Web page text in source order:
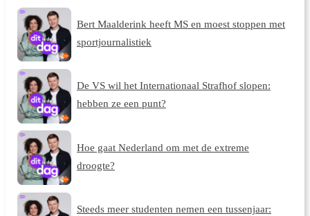
Bert Maalderink heeft MS en moest stoppen met
sportjournalistiek
De VS wil het Internationaal Strafhof slopen:
hebben ze een punt?
Hoe gaat Nederland om met de extreme
droogte?
Steeds meer studenten nemen een tussenjaar: